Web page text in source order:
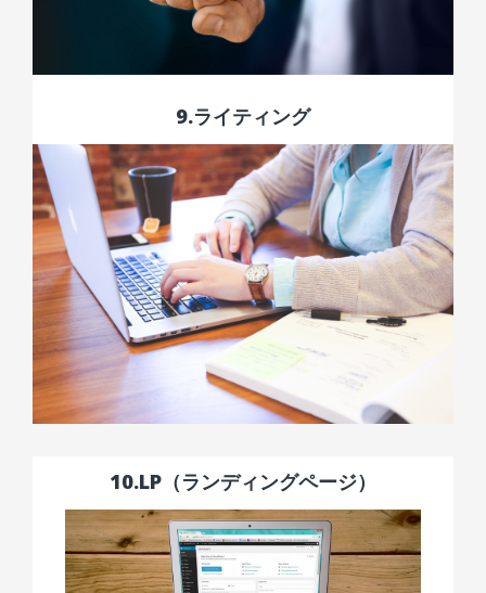
9.ライティング
10.LP（ランディングページ）